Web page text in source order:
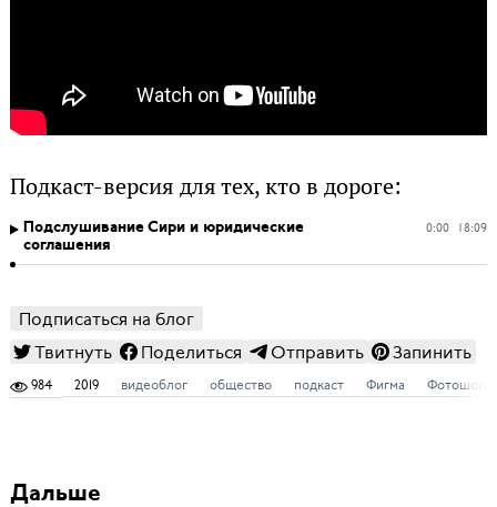
Подкаст-версия для тех, кто в дороге:
0:00 18:09
Подслушивание Сири и юридические
соглашения
Подписаться на блог
Твитнуть
Поделиться Отправить Запинить
984 2019 видеоблог общество подкаст Фигма Фотошоп
Дальше